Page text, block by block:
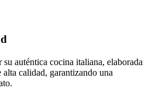
su auténtica cocina italiana, elaborada
calidad, garantizando una